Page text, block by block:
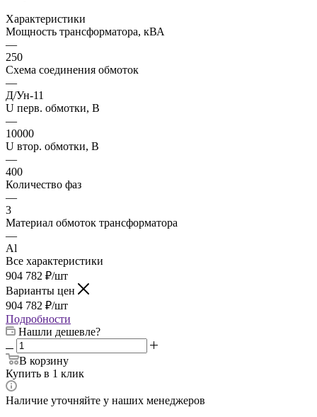
Характеристики
Мощность трансформатора, кВА
—
250
Схема соединения обмоток
—
Д/Ун-11
U перв. обмотки, В
—
10000
U втор. обмотки, В
—
400
Количество фаз
—
3
Материал обмоток трансформатора
—
Al
Все характеристики
904 782 ₽/шт
Варианты цен
904 782 ₽/шт
Подробности
Нашли дешевле?
В корзину
Купить в 1 клик
Наличие уточняйте у наших менеджеров